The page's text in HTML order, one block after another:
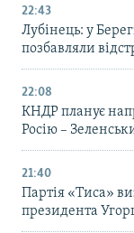
22:43
Лубінець: у
позбавляли
22:08
КНДР планує
Росію –
21:40
Партія «Тиса»
президента